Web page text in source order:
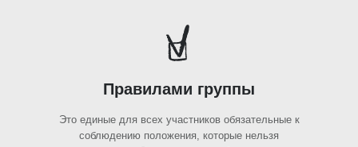
Правилами группы
Это единые для всех участников обязательные к
соблюдению положения, которые нельзя